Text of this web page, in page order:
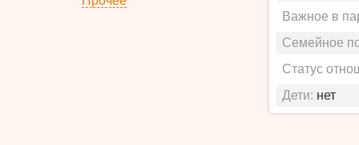
Важное в
Семейное
Статус
Дети: нет